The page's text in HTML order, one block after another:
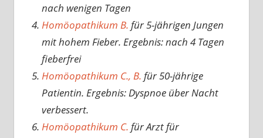
nach wenigen Tagen
Homöopathikum B. für 5-jährigen Jungen
mit hohem Fieber. Ergebnis: nach 4 Tagen
fieberfrei
Homöopathikum C., B. für 50-jährige
Patientin. Ergebnis: Dyspnoe über Nacht
verbessert.
Homöopathikum C. für Arzt für